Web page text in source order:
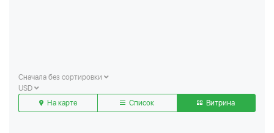
Сначала без сортировки
USD
На карте
Список Витрина